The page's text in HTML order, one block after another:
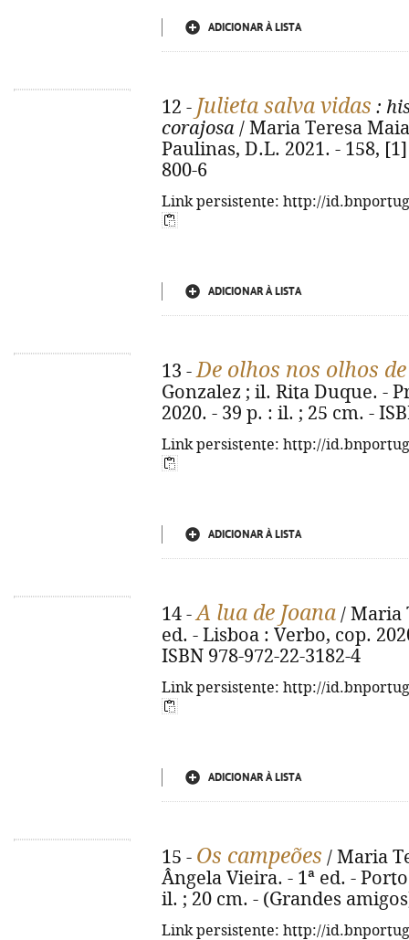
ADICIONAR À LISTA
12 - Julieta salva vidas :
corajosa / Maria Teresa
Paulinas, D.L. 2021. - 158,
800-6
Link persistente: http://
ADICIONAR À LISTA
13 -De olhos nos olhos
Gonzalez ; il. Rita Duque. -
2020. - 39 p. : il. ; 25 cm. -
Link persistente: http://
ADICIONAR À LISTA
14 -A lua de Joana / Maria
ed. - Lisboa : Verbo, cop.
ISBN 978-972-22-3182-4
Link persistente: http://
ADICIONAR À LISTA
15 - Os campeões / Maria
Ângela Vieira. - 1ª ed. -
il. ; 20 cm. - (Grandes
Link persistente: http://